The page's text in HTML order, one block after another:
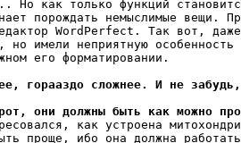
Hо как только функций
порождать немыслимые вещи.
WordPerfect. Так вот,
но имели неприятную особенность
его форматировании.
горааздо сложнее. И не
они должны быть как можно
как устроена
проще, ибо она должна